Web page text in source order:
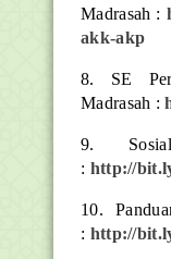
Madrasah :
akk-akp
8. SE
Madrasah :
9.
: http://
10.
: http://